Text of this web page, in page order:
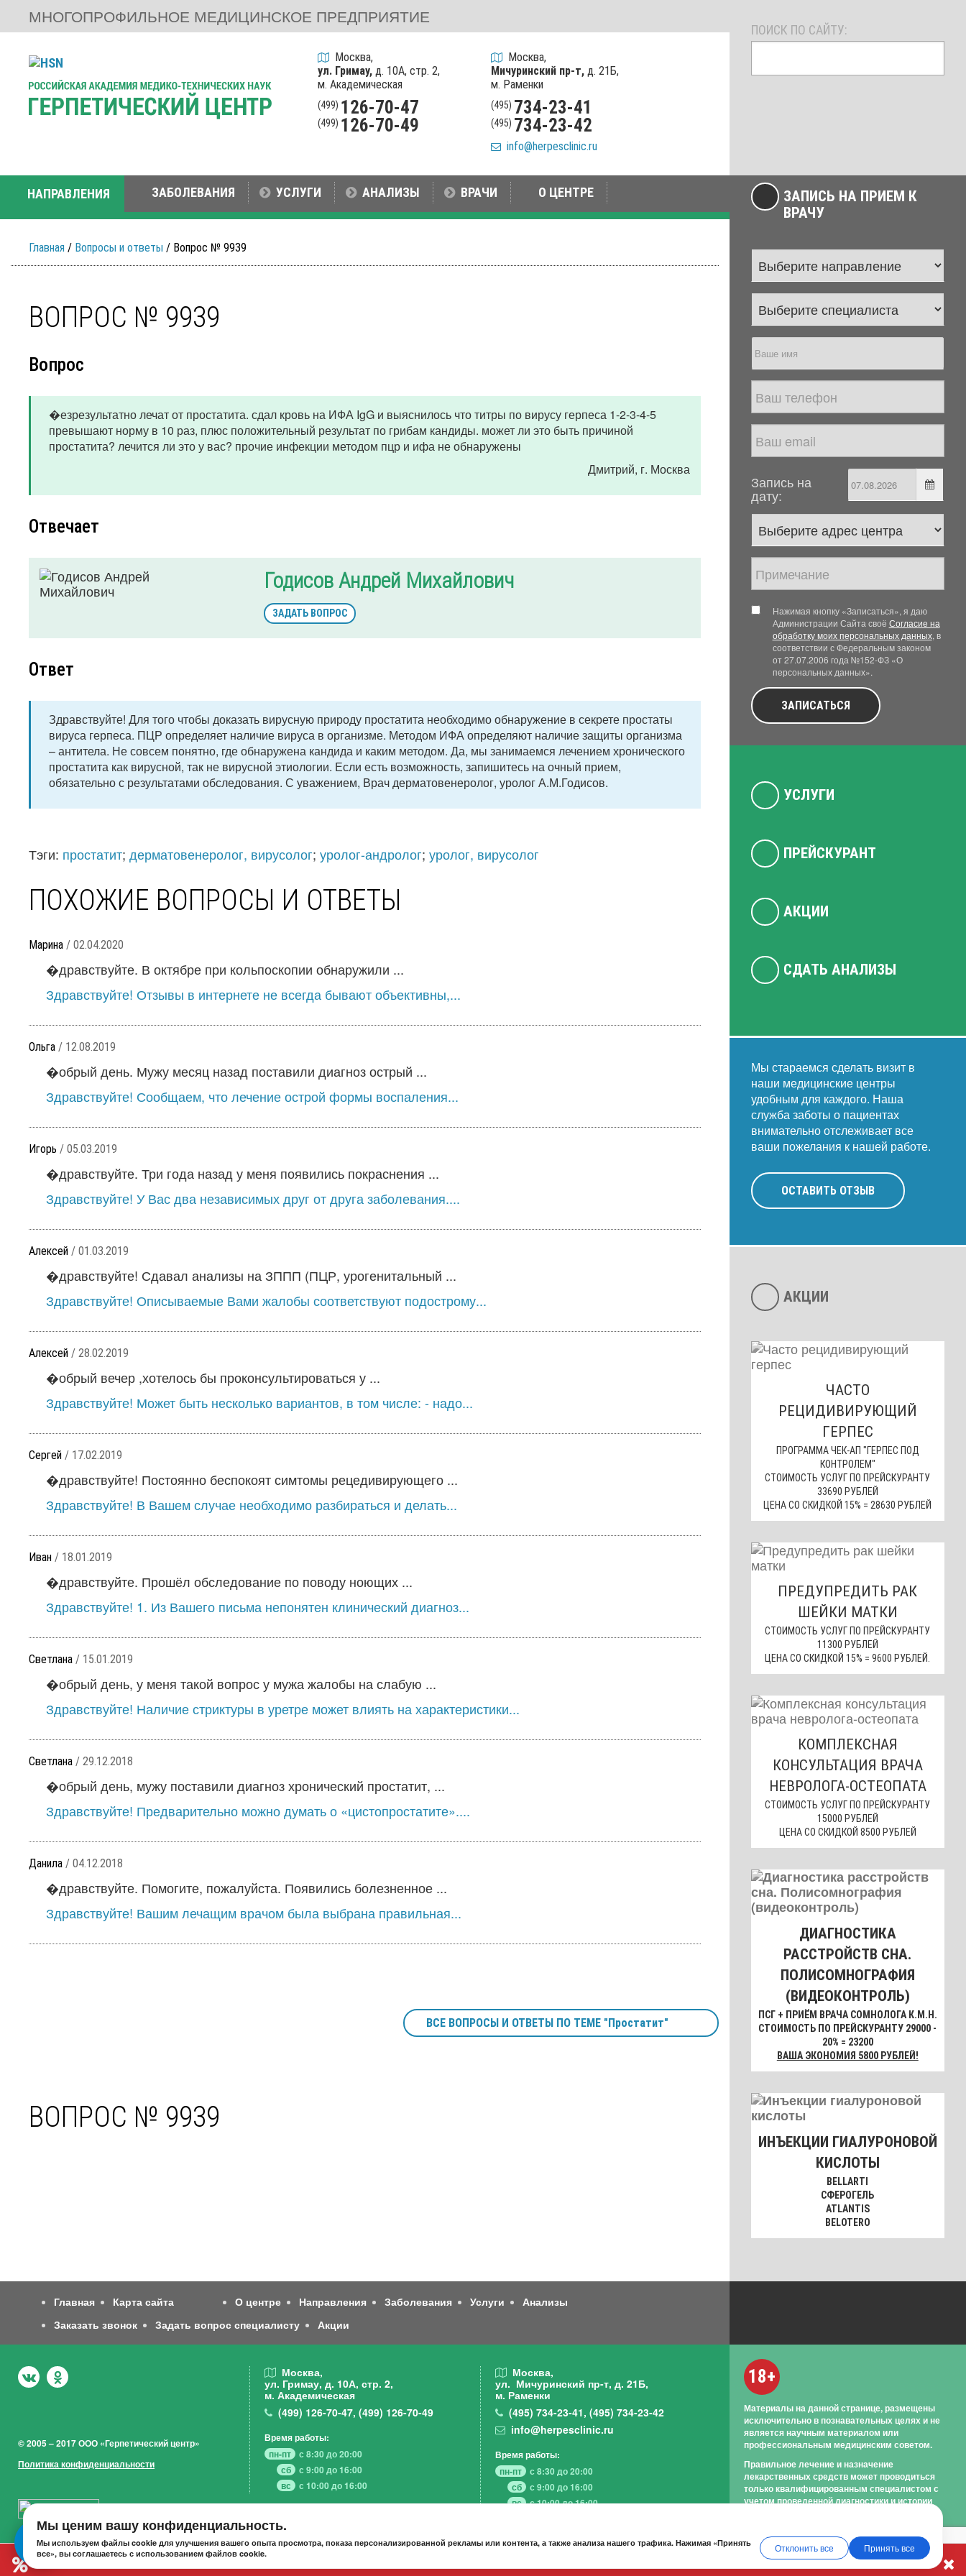
МНОГОПРОФИЛЬНОЕ МЕДИЦИНСКОЕ ПРЕДПРИЯТИЕ
Москва,
ул. Гримау,д. 10А, стр. 2,
м. Академическая
(499) 126-70-47
(499) 126-70-49
Москва,
Мичуринский пр-т, д. 21Б,
м. Раменки
(495) 734-23-41
(495) 734-23-42
info@herpesclinic.ru
ПОИСК ПО САЙТУ:
НАПРАВЛЕНИЯ ЗАБОЛЕВАНИЯ УСЛУГИ АНАЛИЗЫ ВРАЧИ О ЦЕНТРЕ
Главная / Вопросы и ответы / Вопрос № 9939
ВОПРОС № 9939
Вопрос
�езрезультатно лечат от простатита. сдал кровь на ИФА IgG и выяснилось что титры по вирусу герпеса 1-2-3-4-5
превышают норму в 10 раз, плюс положительный результат по грибам кандиды. может ли это быть причиной
простатита? лечится ли это у вас? прочие инфекции методом пцр и ифа не обнаружены
Дмитрий, г. Москва
Отвечает
Годисов Андрей Михайлович
ЗАДАТЬ ВОПРОС
Ответ
Здравствуйте! Для того чтобы доказать вирусную природу простатита необходимо обнаружение в секрете простаты
вируса герпеса. ПЦР определяет наличие вируса в организме. Методом ИФА определяют наличие защиты организма
– антитела. Не совсем понятно, где обнаружена кандида и каким методом. Да, мы занимаемся лечением хронического
простатита как вирусной, так не вирусной этиологии. Если есть возможность, запишитесь на очный прием,
обязательно с результатами обследования. С уважением, Врач дерматовенеролог, уролог А.М.Годисов.
Тэги: простатит; дерматовенеролог, вирусолог; уролог-андролог; уролог, вирусолог
ПОХОЖИЕ ВОПРОСЫ И ОТВЕТЫ
Марина / 02.04.2020
�дравствуйте. В октябре при кольпоскопии обнаружили ...
Здравствуйте! Отзывы в интернете не всегда бывают объективны,...
Ольга / 12.08.2019
�обрый день. Мужу месяц назад поставили диагноз острый ...
Здравствуйте! Сообщаем, что лечение острой формы воспаления...
Игорь / 05.03.2019
�дравствуйте. Три года назад у меня появились покраснения ...
Здравствуйте! У Вас два независимых друг от друга заболевания....
Алексей / 01.03.2019
�дравствуйте! Сдавал анализы на ЗППП (ПЦР, урогенитальный ...
Здравствуйте! Описываемые Вами жалобы соответствуют подострому...
Алексей / 28.02.2019
�обрый вечер ,хотелось бы проконсультироваться у ...
Здравствуйте! Может быть несколько вариантов, в том числе: - надо...
Сергей / 17.02.2019
�дравствуйте! Постоянно беспокоят симтомы рецедивирующего ...
Здравствуйте! В Вашем случае необходимо разбираться и делать...
Иван / 18.01.2019
�дравствуйте. Прошёл обследование по поводу ноющих ...
Здравствуйте! 1. Из Вашего письма непонятен клинический диагноз...
Светлана / 15.01.2019
�обрый день, у меня такой вопрос у мужа жалобы на слабую ...
Здравствуйте! Наличие стриктуры в уретре может влиять на характеристики...
Светлана / 29.12.2018
�обрый день, мужу поставили диагноз хронический простатит, ...
Здравствуйте! Предварительно можно думать о «цистопростатите»....
Данила / 04.12.2018
�дравствуйте. Помогите, пожалуйста. Появились болезненное ...
Здравствуйте! Вашим лечащим врачом была выбрана правильная...
ВСЕ ВОПРОСЫ И ОТВЕТЫ ПО ТЕМЕ "Простатит"
ВОПРОС № 9939
ЗАПИСЬ НА ПРИЕМ К
ВРАЧУ
Запись на
дату:
Нажимая кнопку «Записаться», я даю
Администрации Сайта своё Согласие на
обработку моих персональных данных, в
соответствии с Федеральным законом
от 27.07.2006 года №152-ФЗ «О
персональных данных».
ЗАПИСАТЬСЯ
УСЛУГИ
ПРЕЙСКУРАНТ
АКЦИИ
СДАТЬ АНАЛИЗЫ
Мы стараемся сделать визит в
наши медицинские центры
удобным для каждого. Наша
служба заботы о пациентах
внимательно отслеживает все
ваши пожелания к нашей работе.
ОСТАВИТЬ ОТЗЫВ
АКЦИИ
ЧАСТО
РЕЦИДИВИРУЮЩИЙ
ГЕРПЕС
ПРОГРАММА ЧЕК-АП "ГЕРПЕС ПОД
КОНТРОЛЕМ"
СТОИМОСТЬ УСЛУГ ПО ПРЕЙСКУРАНТУ
33690 РУБЛЕЙ
ЦЕНА СО СКИДКОЙ 15% = 28630 РУБЛЕЙ
ПРЕДУПРЕДИТЬ РАК
ШЕЙКИ МАТКИ
СТОИМОСТЬ УСЛУГ ПО ПРЕЙСКУРАНТУ
11300 РУБЛЕЙ
ЦЕНА СО СКИДКОЙ 15% = 9600 РУБЛЕЙ.
КОМПЛЕКСНАЯ
КОНСУЛЬТАЦИЯ ВРАЧА
НЕВРОЛОГА-ОСТЕОПАТА
СТОИМОСТЬ УСЛУГ ПО ПРЕЙСКУРАНТУ
15000 РУБЛЕЙ
ЦЕНА СО СКИДКОЙ 8500 РУБЛЕЙ
ДИАГНОСТИКА
РАССТРОЙСТВ СНА.
ПОЛИСОМНОГРАФИЯ
(ВИДЕОКОНТРОЛЬ)
ПСГ + ПРИЁМ ВРАЧА СОМНОЛОГА К.М.Н.
СТОИМОСТЬ ПО ПРЕЙСКУРАНТУ 29000 -
20% = 23200
ВАША ЭКОНОМИЯ 5800 РУБЛЕЙ!
ИНЪЕКЦИИ ГИАЛУРОНОВОЙ
КИСЛОТЫ
BELLARTI
СФЕРОГЕЛЬ
ATLANTIS
BELOTERO
Главная Карта сайта О центре Направления Заболевания Услуги
Анализы
Заказать звонок
Задать вопрос специалисту Акции
© 2005 – 2017 ООО «Герпетический центр»
Политика конфиденциальности
Москва,
ул. Гримау, д. 10А, стр. 2,
м. Академическая
(499) 126-70-47, (499) 126-70-49
Время работы:
пн-пт
с 8:30 до 20:00
сб
с 9:00 до 16:00
вс
с 10:00 до 16:00
Москва,
ул. Мичуринский пр-т, д. 21Б,
м. Раменки
(495)734-23-41,(495)734-23-42
info@herpesclinic.ru
Время работы:
пн-пт
с 8:30 до 20:00
сб
с 9:00 до 16:00
вс
с 10:00 до 16:00
18+
Материалы на данной странице, размещены
исключительно в познавательных целях и не
является научным материалом или
профессиональным медицинским советом.
Правильное лечение и назначение
лекарственных средств может проводиться
только квалифицированным специалистом с
учетом проведенной диагностики и истории
Мы ценим вашу конфиденциальность.
Мы используем файлы cookie для улучшения вашего опыта просмотра, показа персонализированной рекламы или контента, а также анализа нашего трафика. Нажимая «Принять
все», вы соглашаетесь с использованием файлов cookie.
Отклонить все Принять все